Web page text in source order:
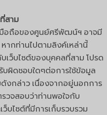
สาม
มือถือของศูนย์ศรีพัฒน์ฯ อาจมี
ากท่านไปตามลิงค์เหล่านี้
เว็บไซต์ของบุคคลที่สาม โปรด
ผิดชอบใดๆต่อการใช้ข้อมูล
งกล่าว เนื่องจากอยู่นอกการ
จสอบว่าท่านพอใจกับ
บไซต์ที่มีการเก็บรวบรวม